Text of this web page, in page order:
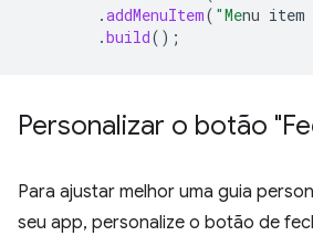
.addMenuItem( "Menu item
.build();
Personalizar o botão
Para ajustar melhor uma guia
seu app, personalize o botão de